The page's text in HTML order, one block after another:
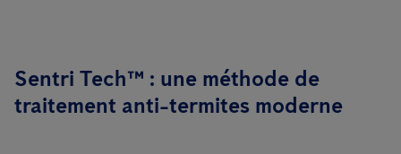
Sentri Tech™ : une méthode de
traitement anti-termites moderne